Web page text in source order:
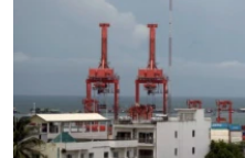
ອິດສະຫຼະພາບດ້ານການຂ່າວ
ຊີວິດຊາວລາວ
ຊຸມຊົນຊາວລາວ